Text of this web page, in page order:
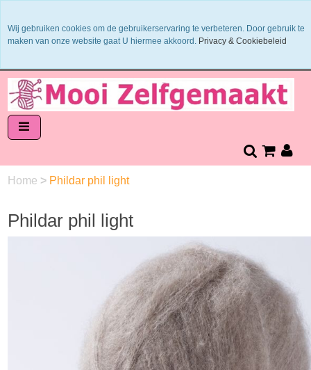
Garens worden uit 1 verfbad verzonden
Veilig online betalen of zelf overschrijven
Home > Phildar phil light
Phildar phil light
Wij gebruiken cookies om de gebruikerservaring te verbeteren. Door gebruik te
maken van onze website gaat U hiermee akkoord. Privacy & Cookiebeleid